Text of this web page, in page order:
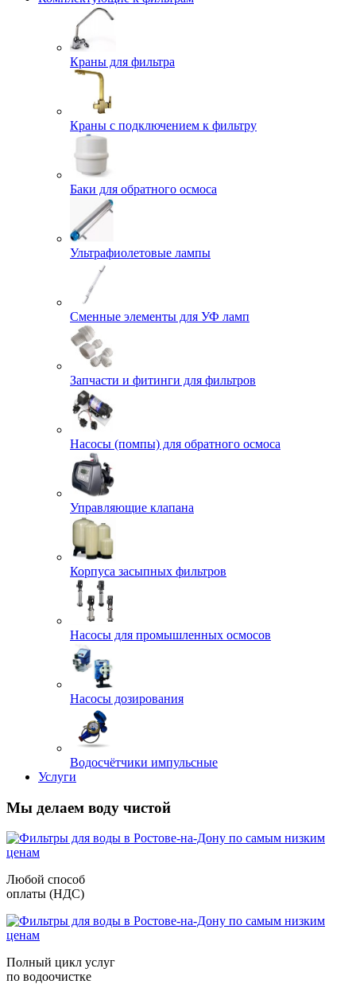
Краны для фильтра
Краны с подключением к фильтру
Баки для обратного осмоса
Ультрафиолетовые лампы
Сменные элементы для УФ ламп
Запчасти и фитинги для фильтров
Насосы (помпы) для обратного осмоса
Управляющие клапана
Корпуса засыпных фильтров
Насосы для промышленных осмосов
Насосы дозирования
Водосчётчики импульсные
Услуги
Мы делаем воду чистой
Любой способ
оплаты (НДС)
Полный цикл услуг
по водоочистке